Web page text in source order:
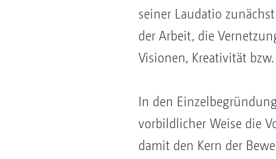
seiner Laudatio
der Arbeit, die
Visionen, Kreativität
In den
vorbildlicher Weise die
damit den Kern der